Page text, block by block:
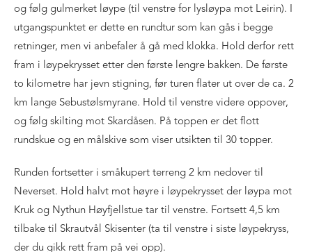
og følg gulmerket løype (til venstre for lysløypa mot Leirin). I
utgangspunktet er dette en rundtur som kan gås i begge
retninger, men vi anbefaler å gå med klokka. Hold derfor rett
fram i løypekrysset etter den første lengre bakken. De første
to kilometre har jevn stigning, før turen flater ut over de ca. 2
km lange Sebustølsmyrane. Hold til venstre videre oppover,
og følg skilting mot Skardåsen. På toppen er det flott
rundskue og en målskive som viser utsikten til 30 topper.
Runden fortsetter i småkupert terreng 2 km nedover til
Neverset. Hold halvt mot høyre i løypekrysset der løypa mot
Kruk og Nythun Høyfjellstue tar til venstre. Fortsett 4,5 km
tilbake til Skrautvål Skisenter (ta til venstre i siste løypekryss,
der du gikk rett fram på vei opp).